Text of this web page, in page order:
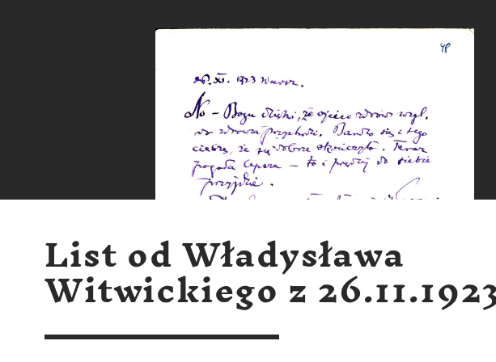
List od Władysława
Witwickiego z